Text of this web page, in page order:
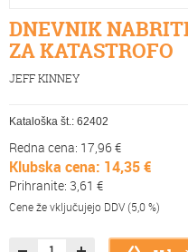
DNEVNIK
ZA KATASTROFO
JEFF KINNEY
Kataloška št.: 62402
Redna cena: 17,96 €
Klubska cena: 14,35 €
Prihranite: 3,61 €
Cene že vključujejo DDV (5,0 %)